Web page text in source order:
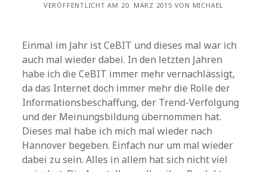
VERÖFFENTLICHT AM 20. MÄRZ 2015 VON MICHAEL
Einmal im Jahr ist CeBIT und dieses mal war ich
auch mal wieder dabei. In den letzten Jahren
habe ich die CeBIT immer mehr vernachlässigt,
da das Internet doch immer mehr die Rolle der
Informationsbeschaffung, der Trend-Verfolgung
und der Meinungsbildung übernommen hat.
Dieses mal habe ich mich mal wieder nach
Hannover begeben. Einfach nur um mal wieder
dabei zu sein. Alles in allem hat sich nicht viel